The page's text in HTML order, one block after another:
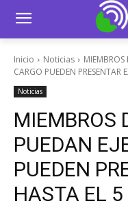
Inicio Noticias
MIEMBROS
CARGO PUEDEN PRESENTAR
Noticias
MIEMBROS
PUEDAN
PUEDEN
HASTA EL